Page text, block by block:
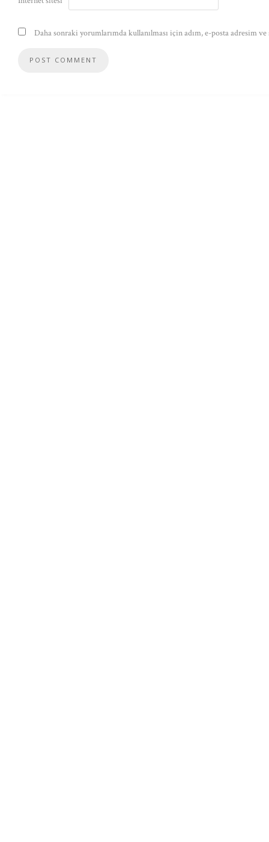
Daha sonraki yorumlarımda kullanılması için adım, e-posta adresim